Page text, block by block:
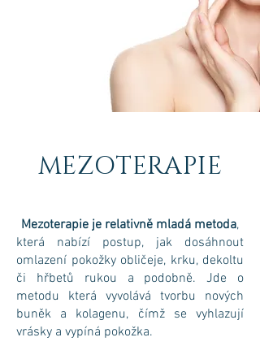
MEZOTERAPIE
Mezoterapie je relativně mladá metoda,
která nabízí postup, jak dosáhnout
omlazení pokožky obličeje, krku, dekoltu
či hřbetů rukou a podobně. Jde o
metodu která vyvolává tvorbu nových
buněk a kolagenu, čímž se vyhlazují
vrásky a vypíná pokožka.